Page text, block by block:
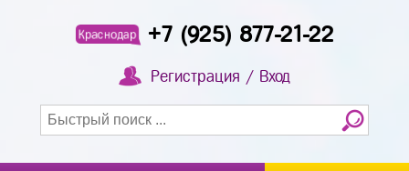
Краснодар +7 (925) 877-21-22
Регистрация / Вход